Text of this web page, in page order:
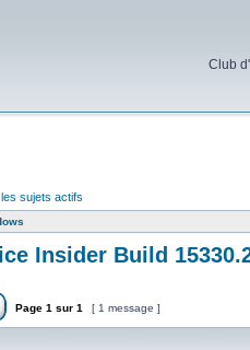
Club
les sujets actifs
Insider Build
Page 1 sur 1 [ 1 message ]